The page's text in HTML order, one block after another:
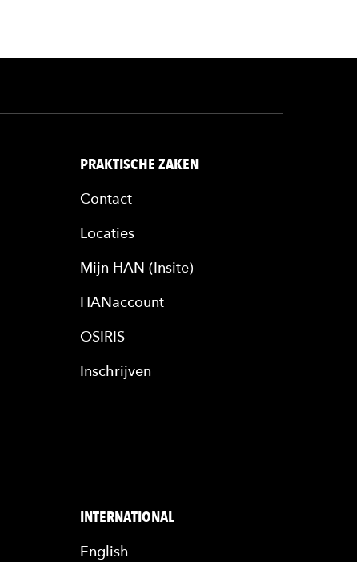
PRAKTISCHE ZAKEN
Contact
Locaties
Mijn HAN (Insite)
HANaccount
OSIRIS
Inschrijven
INTERNATIONAL
English